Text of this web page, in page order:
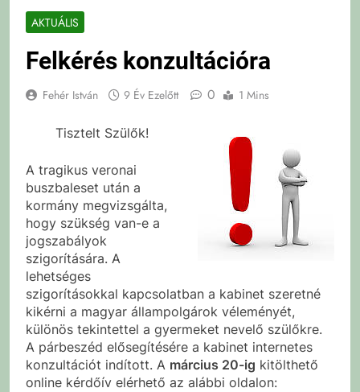
AKTUÁLIS
Felkérés konzultációra
Fehér István 9 Év Ezelőtt 0 1 Mins
Tisztelt Szülők!
A tragikus veronai
buszbaleset után a
kormány megvizsgálta,
hogy szükség van-e a
jogszabályok
szigorítására. A
lehetséges
szigorításokkal kapcsolatban a kabinet szeretné
kikérni a magyar állampolgárok véleményét,
különös tekintettel a gyermeket nevelő szülőkre.
A párbeszéd elősegítésére a kabinet internetes
konzultációt indított. A március 20-ig kitölthető
online kérdőív elérhető az alábbi oldalon: